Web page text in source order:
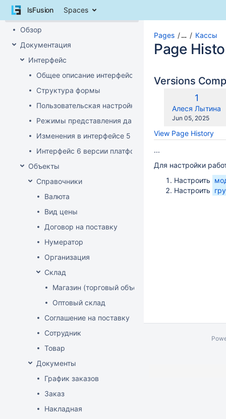
Skip
lsFusion Spaces
Pages
Обзор
Документация
Интерфейс
Общее описание интерфейса клиента
Структура формы
Пользовательская настройка интерфейса
Режимы представления данных
Изменения в интерфейсе 5 версии платформы
Интерфейс 6 версии платформы
Объекты
Справочники
Валюта
Вид цены
Договор на поставку
Нумератор
Организация
Склад
Магазин (торговый объект)
Оптовый склад
Соглашение на поставку
Сотрудник
Товар
Документы
График заказов
Заказ
Накладная
Pages … Кассы
Page
Versions
Old
Version
1
Алеся Лытина
Saved
Jun 05, 2025
View Page History
...
Для настройки
Настроить
Настроить